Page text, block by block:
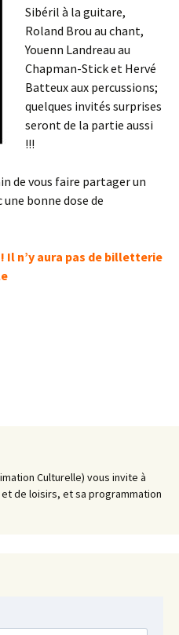
Sibéril à la guitare,
Roland Brou au chant,
Youenn Landreau au
Chapman-Stick et Hervé
Batteux aux percussions;
quelques invités surprises
seront de la partie aussi
!!!
de vous faire partager un
bonne dose de
!! Il n’y aura pas de billetterie
Culturelle) vous invite à
de loisirs, et sa programmation